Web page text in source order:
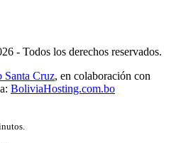
- Todos los derechos reservados.
Santa Cruz, en colaboración con
BoliviaHosting.com.bo